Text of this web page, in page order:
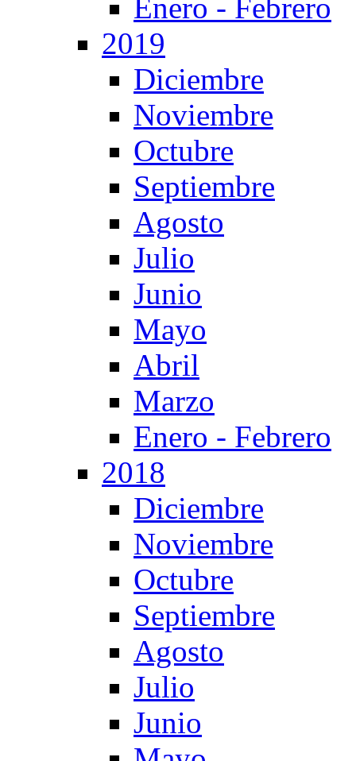
Enero - Febrero
2019
Diciembre
Noviembre
Octubre
Septiembre
Agosto
Julio
Junio
Mayo
Abril
Marzo
Enero - Febrero
2018
Diciembre
Noviembre
Octubre
Septiembre
Agosto
Julio
Junio